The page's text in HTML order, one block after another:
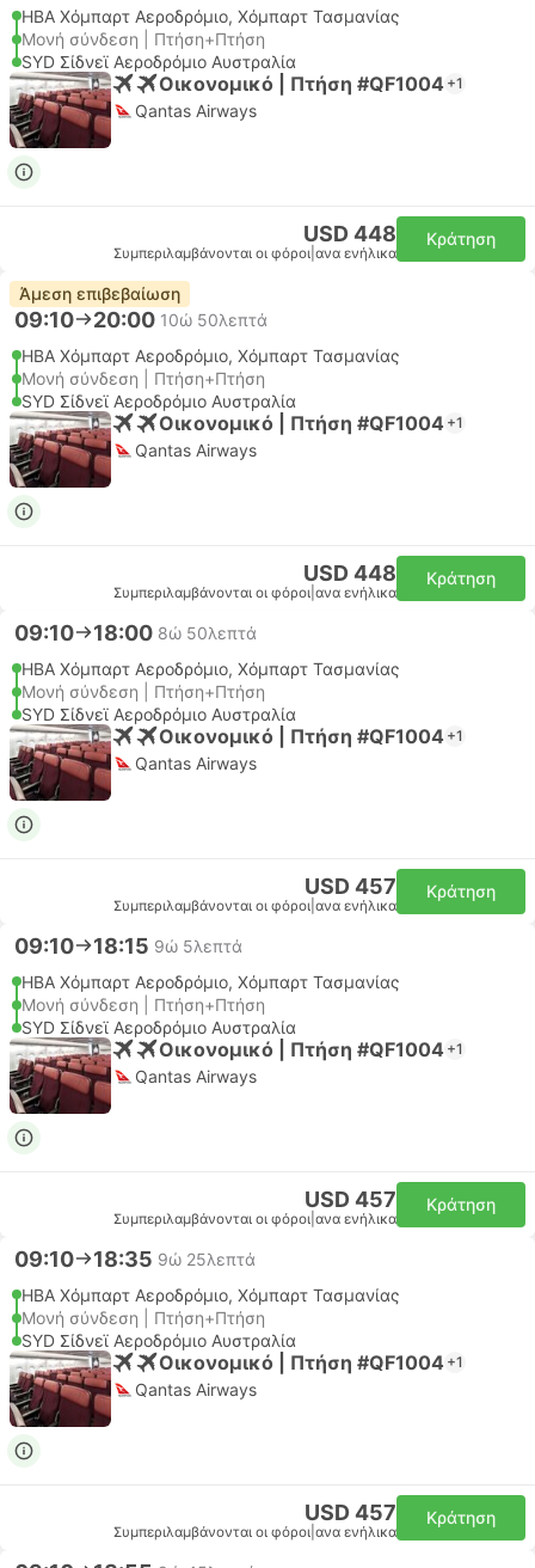
HBA Χόμπαρτ Αεροδρόμιο, Χόμπαρτ Τασμανίας
Μονή σύνδεση | Πτήση+Πτήση
SYD Σίδνεϊ Αεροδρόμιο Αυστραλία
Οικονομικό | Πτήση #QF1004 +1
Qantas Airways
USD 448
Συμπεριλαμβάνονται οι φόροι ανα ενήλικα
Κράτηση
Άμεση επιβεβαίωση
09:10 20:00 10ώ 50λεπτά
HBA Χόμπαρτ Αεροδρόμιο, Χόμπαρτ Τασμανίας
Μονή σύνδεση | Πτήση+Πτήση
SYD Σίδνεϊ Αεροδρόμιο Αυστραλία
Οικονομικό | Πτήση #QF1004 +1
Qantas Airways
USD 448
Συμπεριλαμβάνονται οι φόροι ανα ενήλικα
Κράτηση
09:10 18:00 8ώ 50λεπτά
HBA Χόμπαρτ Αεροδρόμιο, Χόμπαρτ Τασμανίας
Μονή σύνδεση | Πτήση+Πτήση
SYD Σίδνεϊ Αεροδρόμιο Αυστραλία
Οικονομικό | Πτήση #QF1004 +1
Qantas Airways
USD 457
Συμπεριλαμβάνονται οι φόροι ανα ενήλικα
Κράτηση
09:10 18:15 9ώ 5λεπτά
HBA Χόμπαρτ Αεροδρόμιο, Χόμπαρτ Τασμανίας
Μονή σύνδεση | Πτήση+Πτήση
SYD Σίδνεϊ Αεροδρόμιο Αυστραλία
Οικονομικό | Πτήση #QF1004 +1
Qantas Airways
USD 457
Συμπεριλαμβάνονται οι φόροι ανα ενήλικα
Κράτηση
09:10 18:35 9ώ 25λεπτά
HBA Χόμπαρτ Αεροδρόμιο, Χόμπαρτ Τασμανίας
Μονή σύνδεση | Πτήση+Πτήση
SYD Σίδνεϊ Αεροδρόμιο Αυστραλία
Οικονομικό | Πτήση #QF1004 +1
Qantas Airways
USD 457
Συμπεριλαμβάνονται οι φόροι ανα ενήλικα
Κράτηση